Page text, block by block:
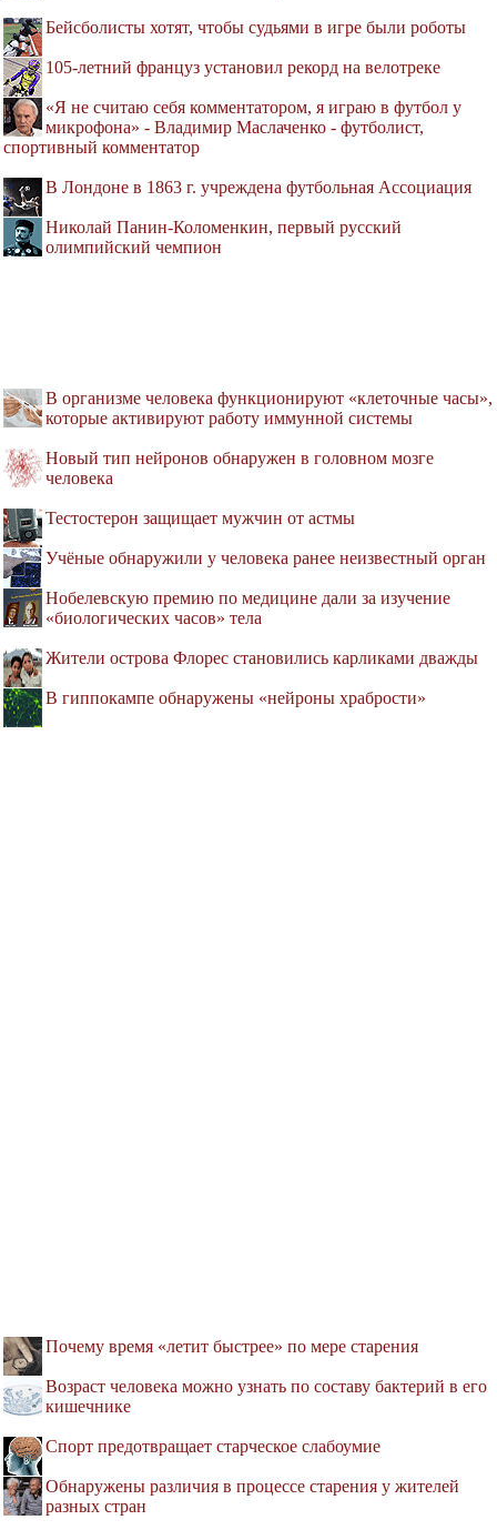
Бейсболисты хотят, чтобы судьями в игре были роботы
105-летний француз установил рекорд на велотреке
«Я не считаю себя комментатором, я играю в футбол у
микрофона» - Владимир Маслаченко - футболист,
спортивный комментатор
В Лондоне в 1863 г. учреждена футбольная Ассоциация
Николай Панин-Коломенкин, первый русский
олимпийский чемпион
В организме человека функционируют «клеточные часы»,
которые активируют работу иммунной системы
Новый тип нейронов обнаружен в головном мозге
человека
Тестостерон защищает мужчин от астмы
Учёные обнаружили у человека ранее неизвестный орган
Нобелевскую премию по медицине дали за изучение
«биологических часов» тела
Жители острова Флорес становились карликами дважды
В гиппокампе обнаружены «нейроны храбрости»
Почему время «летит быстрее» по мере старения
Возраст человека можно узнать по составу бактерий в его
кишечнике
Спорт предотвращает старческое слабоумие
Обнаружены различия в процессе старения у жителей
разных стран